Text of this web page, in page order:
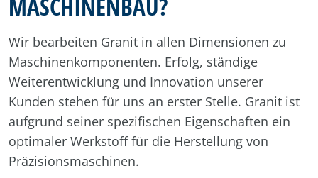
MASCHINENBAU?
Wir bearbeiten Granit in allen Dimensionen zu
Maschinenkomponenten. Erfolg, ständige
Weiterentwicklung und Innovation unserer
Kunden stehen für uns an erster Stelle. Granit ist
aufgrund seiner spezifischen Eigenschaften ein
optimaler Werkstoff für die Herstellung von
Präzisionsmaschinen.